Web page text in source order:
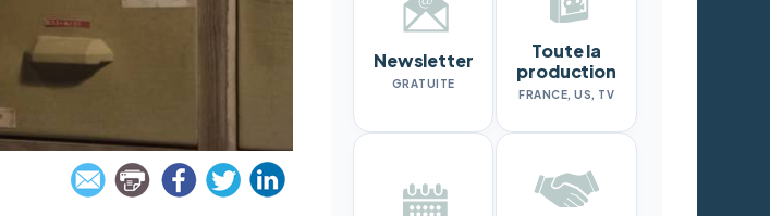
Newsletter
GRATUITE
Toute la
production
FRANCE, US, TV